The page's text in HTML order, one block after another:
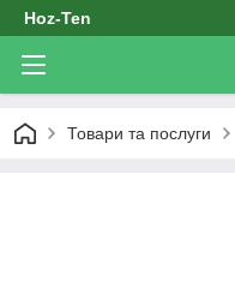
Hoz-Ten
Товари та послуги